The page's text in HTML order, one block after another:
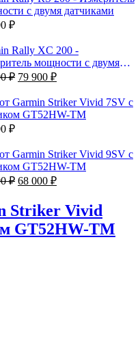
с двумя датчиками
₽
Rally XC 200 -
мощности с двумя
₽ Первоначальная
составляла
93
79 900 ₽Текущая
79
900 ₽.
Garmin Striker Vivid 7SV с
GT52HW-TM
₽
Garmin Striker Vivid 9SV с
GT52HW-TM
₽ Первоначальная
составляла
73
990 ₽.
68 000 ₽Текущая
68
000 ₽.
Striker Vivid
GT52HW-TM